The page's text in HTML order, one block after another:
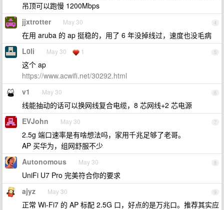
吊顶可以跑慢 1200Mbps
4
jjxtrotter May 30
在用 aruba 的 ap 挺稳的，用了 6 年没掉线过，速度也没毛病
5
L0li May 30 1
这个 ap
https://www.acwifi.net/30292.html
6
v1 May 30
线能抽动的话可以换网线复合电缆，8 芯网线+2 芯电源
7
EVJohn May 30
2.5g 端口速率是有啥想法吗，家用千兆足够了老哥。
AP 买华为，组网舒服不少
8
Autonomous May 30
UniFi U7 Pro 完美符合你的要求
9
ajyz May 30
正常 Wi-Fi7 的 AP 标配 2.5G 口，好点的是万兆口。推荐其实应